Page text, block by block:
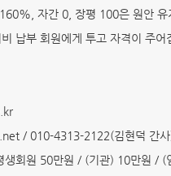
자간 0, 장평 100은 원안 유
납부 회원에게 투고 자격이 주어
/ 010-4313-2122(김현덕 간
회원 50만원 / (기관) 10만원 /